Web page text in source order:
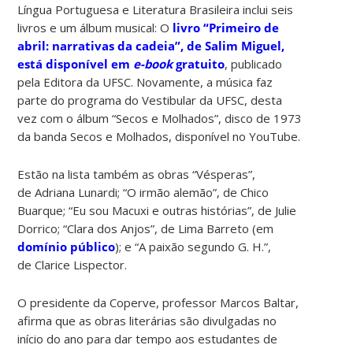
Língua Portuguesa e Literatura Brasileira inclui seis
livros e um álbum musical: O livro “Primeiro de
abril: narrativas da cadeia”, de Salim Miguel,
está disponível em e-bookgratuito, publicado
pela Editora da UFSC. Novamente, a música faz
parte do programa do Vestibular da UFSC, desta
vez com o álbum “Secos e Molhados”, disco de 1973
da banda Secos e Molhados, disponível no YouTube.
Estão na lista também as obras “Vésperas”,
de Adriana Lunardi; “O irmão alemão”, de Chico
Buarque; “Eu sou Macuxi e outras histórias”, de Julie
Dorrico; “Clara dos Anjos”, de Lima Barreto (em
domínio público); e “A paixão segundo G. H.”,
de Clarice Lispector.
O presidente da Coperve, professor Marcos Baltar,
afirma que as obras literárias são divulgadas no
início do ano para dar tempo aos estudantes de